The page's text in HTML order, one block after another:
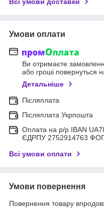
Умови оплати
Ви отримаєте
або гроші повернуться
Детальніше
Післяплата
Післяплата Укрпошта
Оплата на р/р IBAN
ЄДРПУ 2752914763 ФОП
Всі умови оплати
Умови повернення
Повернення товару